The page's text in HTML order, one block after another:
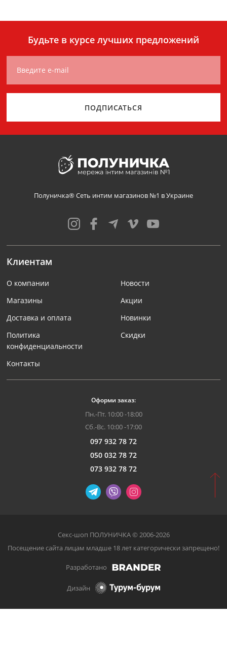
Будьте в курсе лучших предложений
Введите e-mail
ПОДПИСАТЬСЯ
Полуничка® Сеть интим магазинов №1 в Украине
Клиентам
О компании
Магазины
Доставка и оплата
Политика
конфиденциальности
Контакты
Новости
Акции
Новинки
Скидки
Оформи заказ:
Пн.-Пт. 10:00 -18:00
Сб.-Вс. 10:00 -17:00
097 932 78 72
050 032 78 72
073 932 78 72
Секс-шоп ПОЛУНИЧКА © 2006-2026
Посещение сайта лицам младше 18 лет категорически запрещено!
Разработано
Дизайн